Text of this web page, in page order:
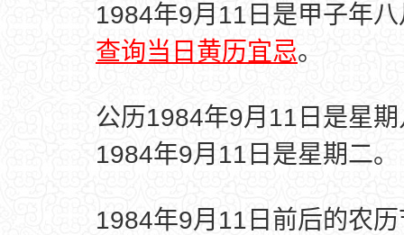
1984年9月11日是甲子年
查询当日黄历宜忌。
公历1984年9月11日是星
1984年9月11日是星期二。
1984年9月11日前后的农